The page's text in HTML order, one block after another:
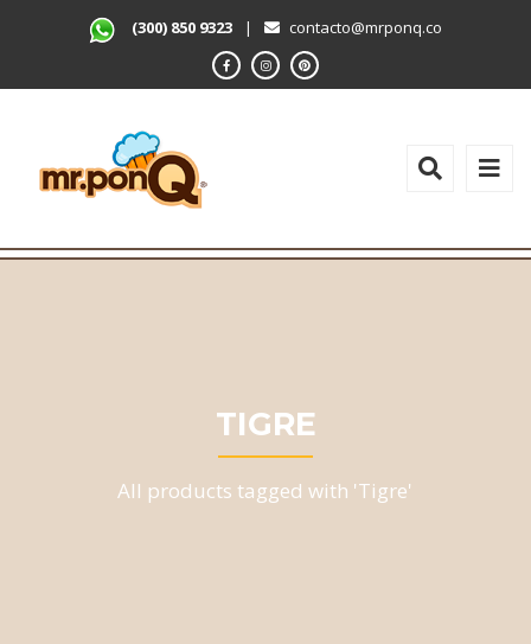
(300) 850 9323 | contacto@mrponq.co
TIGRE
All products tagged with 'Tigre'